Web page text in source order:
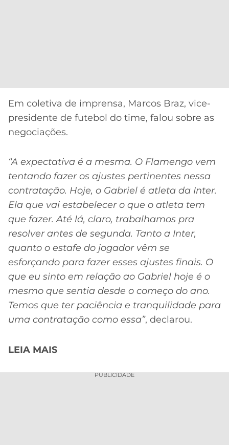
Em coletiva de imprensa, Marcos Braz, vice-
presidente de futebol do time, falou sobre as
negociações.
“A expectativa é a mesma. O Flamengo vem
tentando fazer os ajustes pertinentes nessa
contratação. Hoje, o Gabriel é atleta da Inter.
Ela que vai estabelecer o que o atleta tem
que fazer. Até lá, claro, trabalhamos pra
resolver antes de segunda. Tanto a Inter,
quanto o estafe do jogador vêm se
esforçando para fazer esses ajustes finais. O
que eu sinto em relação ao Gabriel hoje é o
mesmo que sentia desde o começo do ano.
Temos que ter paciência e tranquilidade para
uma contratação como essa”, declarou.
LEIA MAIS
PUBLICIDADE